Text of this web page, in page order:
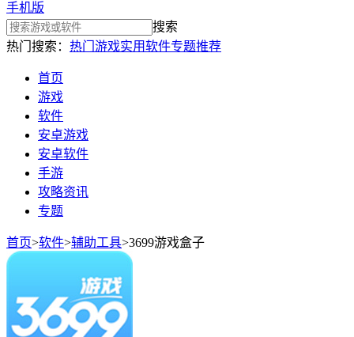
手机版
搜索
热门搜索： 热门游戏实用软件专题推荐
首页
游戏
软件
安卓游戏
安卓软件
手游
攻略资讯
专题
首页>软件>辅助工具>3699游戏盒子